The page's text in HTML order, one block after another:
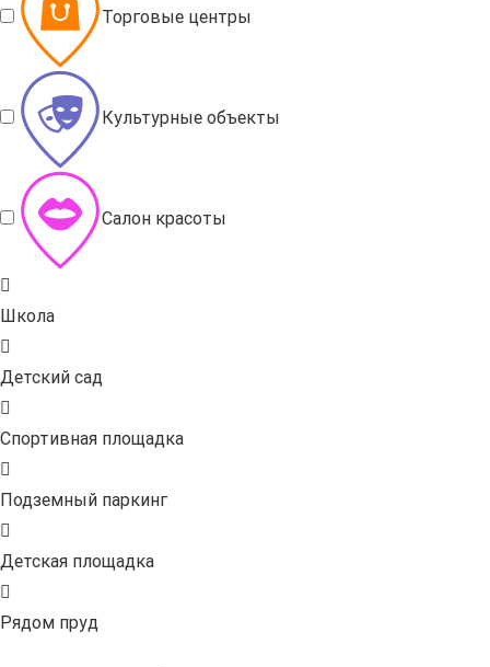
Торговые центры
Культурные объекты
Салон красоты
Школа
Детский сад
Спортивная площадка
Подземный паркинг
Детская площадка
Рядом пруд